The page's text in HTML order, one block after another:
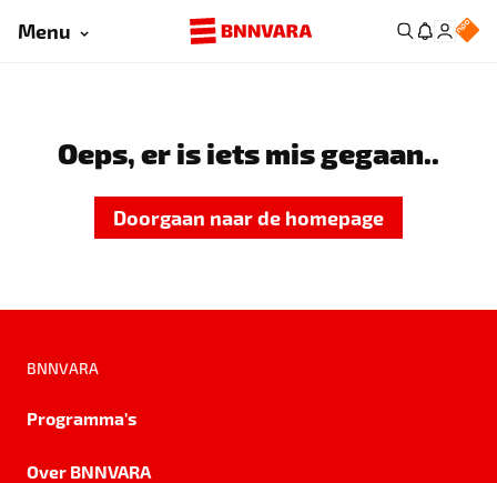
Menu
Oeps, er is iets mis gegaan..
Doorgaan naar de homepage
BNNVARA
Programma's
Over BNNVARA